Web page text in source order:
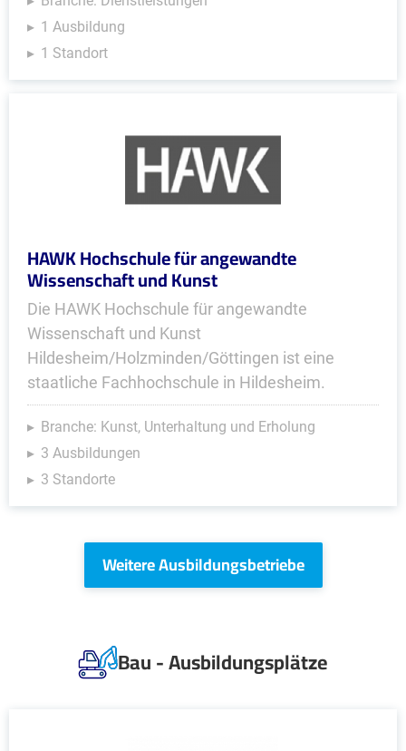
1 Ausbildung
1 Standort
HAWK Hochschule für angewandte
Wissenschaft und Kunst
Die HAWK Hochschule für angewandte
Wissenschaft und Kunst
Hildesheim/Holzminden/Göttingen ist eine
staatliche Fachhochschule in Hildesheim.
Branche: Kunst, Unterhaltung und Erholung
3 Ausbildungen
3 Standorte
Weitere Ausbildungsbetriebe
Bau - Ausbildungsplätze